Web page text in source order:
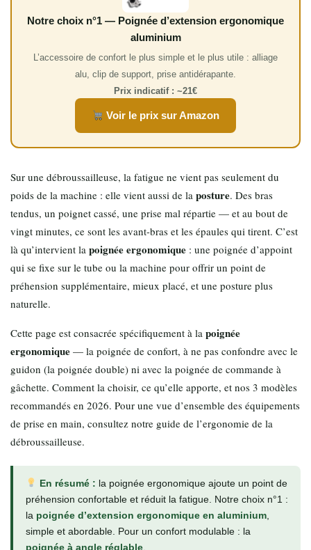
Notre choix n°1 — Poignée d’extension ergonomique
aluminium
L’accessoire de confort le plus simple et le plus utile : alliage
alu, clip de support, prise antidérapante.
Prix indicatif : ~21€
Voir le prix sur Amazon
Sur une débroussailleuse, la fatigue ne vient pas seulement du
poids de la machine : elle vient aussi de la posture. Des bras
tendus, un poignet cassé, une prise mal répartie — et au bout de
vingt minutes, ce sont les avant-bras et les épaules qui tirent. C’est
là qu’intervient la poignée ergonomique : une poignée d’appoint
qui se fixe sur le tube ou la machine pour offrir un point de
préhension supplémentaire, mieux placé, et une posture plus
naturelle.
Cette page est consacrée spécifiquement à la poignée
ergonomique — la poignée de confort, à ne pas confondre avec le
guidon (la poignée double) ni avec la poignée de commande à
gâchette. Comment la choisir, ce qu’elle apporte, et nos 3 modèles
recommandés en 2026. Pour une vue d’ensemble des équipements
de prise en main, consultez notre guide de l’ergonomie de la
débroussailleuse.
En résumé : la poignée ergonomique ajoute un point de
préhension confortable et réduit la fatigue. Notre choix n°1 :
la poignée d’extension ergonomique en aluminium
simple et abordable. Pour un confort modulable : la
poignée à angle réglable